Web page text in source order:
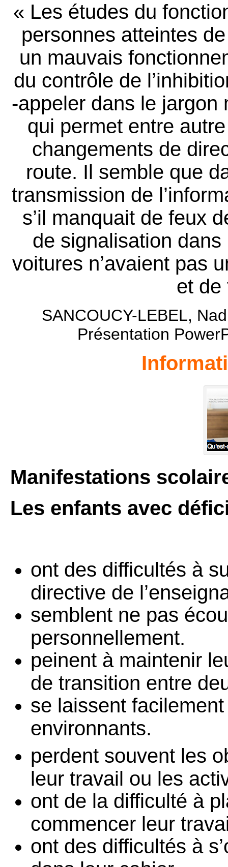
« Les études du
personnes atteintes
un mauvais
du contrôle de
-appeler dans le
qui permet entre
changements de
route. Il semble que
transmission de
s’il manquait de feux
de signalisation
voitures n’avaient pas
et de
SANCOUCY-LEBEL,
Présentation
Manifestations
Les enfants avec
ont des difficultés à
directive de
semblent ne pas
personnellement.
peinent à maintenir
de transition entre
se laissent
environnants.
perdent souvent les
leur travail ou les
ont de la difficulté à
commencer leur
ont des difficultés à